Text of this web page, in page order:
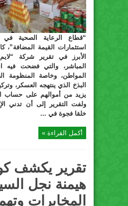
“قطاع الرعاية الصحية
استثمارات القيمة المضافة”،
الأبرز في تقرير شركة
المباشر، والتي فضحت فيه
المواطن، وخاصة المنظومة
البذخ الذي ينتهجه العسكر،
يزيد من أموالهم على حساب
ولفت التقرير إلى أن تدني
خلقا فجوة في ...
أكمل القراءة »
تقرير يكشف
هيمنة نجل
المخابرات